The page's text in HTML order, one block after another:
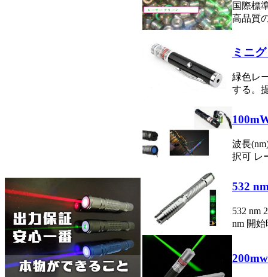
国際標
高品質
ミニ
緑色レ
する。
波長
択可 レ
532
532 nm
nm 開